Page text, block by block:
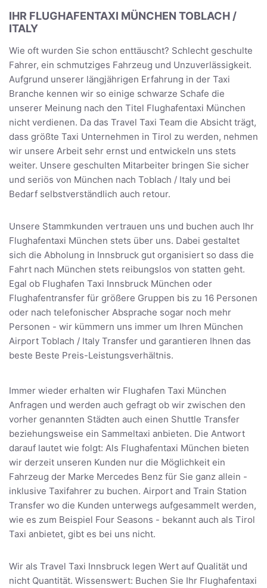
IHR FLUGHAFENTAXI MÜNCHEN TOBLACH /
ITALY
Wie oft wurden Sie schon enttäuscht? Schlecht geschulte
Fahrer, ein schmutziges Fahrzeug und Unzuverlässigkeit.
Aufgrund unserer längjährigen Erfahrung in der Taxi
Branche kennen wir so einige schwarze Schafe die
unserer Meinung nach den Titel Flughafentaxi München
nicht verdienen. Da das Travel Taxi Team die Absicht trägt,
dass größte Taxi Unternehmen in Tirol zu werden, nehmen
wir unsere Arbeit sehr ernst und entwickeln uns stets
weiter. Unsere geschulten Mitarbeiter bringen Sie sicher
und seriös von München nach Toblach / Italy und bei
Bedarf selbstverständlich auch retour.
Unsere Stammkunden vertrauen uns und buchen auch Ihr
Flughafentaxi München stets über uns. Dabei gestaltet
sich die Abholung in Innsbruck gut organisiert so dass die
Fahrt nach München stets reibungslos von statten geht.
Egal ob Flughafen Taxi Innsbruck München oder
Flughafentransfer für größere Gruppen bis zu 16 Personen
oder nach telefonischer Absprache sogar noch mehr
Personen - wir kümmern uns immer um Ihren München
Airport Toblach / Italy Transfer und garantieren Ihnen das
beste Beste Preis-Leistungsverhältnis.
Immer wieder erhalten wir Flughafen Taxi München
Anfragen und werden auch gefragt ob wir zwischen den
vorher genannten Städten auch einen Shuttle Transfer
beziehungsweise ein Sammeltaxi anbieten. Die Antwort
darauf lautet wie folgt: Als Flughafentaxi München bieten
wir derzeit unseren Kunden nur die Möglichkeit ein
Fahrzeug der Marke Mercedes Benz für Sie ganz allein -
inklusive Taxifahrer zu buchen. Airport and Train Station
Transfer wo die Kunden unterwegs aufgesammelt werden,
wie es zum Beispiel Four Seasons - bekannt auch als Tirol
Taxi anbietet, gibt es bei uns nicht.
Wir als Travel Taxi Innsbruck legen Wert auf Qualität und
nicht Quantität. Wissenswert: Buchen Sie Ihr Flughafentaxi